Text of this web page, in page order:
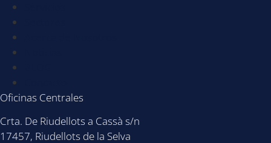
Oficinas Centrales
Crta. De Riudellots a Cassà s/n
17457, Riudellots de la Selva